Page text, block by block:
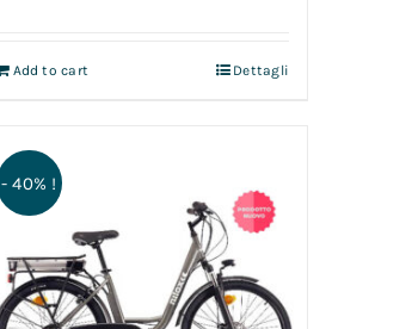
Add to cart Dettagli
- 40% !